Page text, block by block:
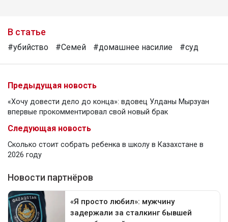
В статье
#убийство #Семей #домашнее насилие #суд
Предыдущая новость
«Хочу довести дело до конца»: вдовец Улданы Мырзуан
впервые прокомментировал свой новый брак
Следующая новость
Сколько стоит собрать ребенка в школу в Казахстане в
2026 году